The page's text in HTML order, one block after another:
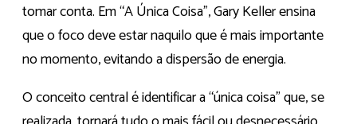
tomar conta. Em “A Única Coisa”, Gary Keller ensina
que o foco deve estar naquilo que é mais importante
no momento, evitando a dispersão de energia.
O conceito central é identificar a “única coisa” que, se